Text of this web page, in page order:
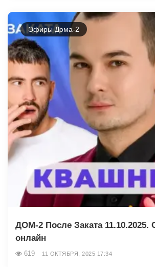
Эфиры Дома-2
ДОМ-2 После Заката 11.10.2025.
онлайн
619 11 ОКТЯБРЯ, 2025 17:34